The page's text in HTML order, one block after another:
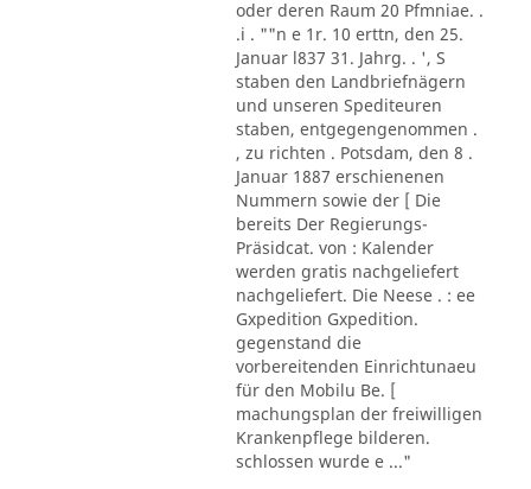
oder deren Raum 20 Pfmniae. .
.i . ""n e 1r. 10 erttn, den 25.
Januar l837 31. Jahrg. . ', S
staben den Landbriefnägern
und unseren Spediteuren
staben, entgegengenommen .
, zu richten . Potsdam, den 8 .
Januar 1887 erschienenen
Nummern sowie der [ Die
bereits Der Regierungs-
Präsidcat. von : Kalender
werden gratis nachgeliefert
nachgeliefert. Die Neese . : ee
Gxpedition Gxpedition.
gegenstand die
vorbereitenden Einrichtunaeu
für den Mobilu Be. [
machungsplan der freiwilligen
Krankenpflege bilderen.
schlossen wurde e ..."